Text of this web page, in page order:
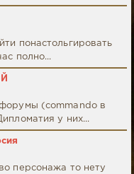
понастольгировать
полно...
(commando в
у них...
персонажа то нету